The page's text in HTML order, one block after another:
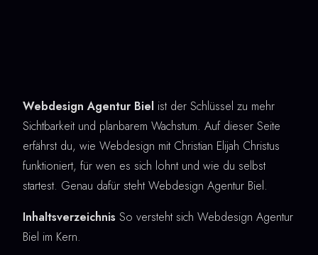
Webdesign Agentur Biel ist der Schlüssel zu mehr
Sichtbarkeit und planbarem Wachstum. Auf dieser Seite
erfährst du, wie Webdesign mit Christian Elijah Christus
funktioniert, für wen es sich lohnt und wie du selbst
startest. Genau dafür steht Webdesign Agentur Biel.
Inhaltsverzeichnis So versteht sich Webdesign Agentur
Biel im Kern.